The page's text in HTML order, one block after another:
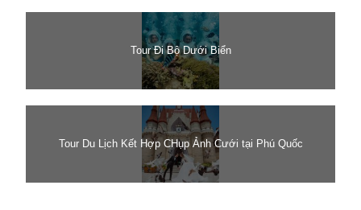
Tour Đi Bộ Dưới Biển
Tour Du Lịch Kết Hợp CHụp Ảnh Cưới tại Phú Quốc